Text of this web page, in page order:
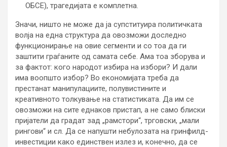
ОБСЕ), трагедијата е комплетна.
Значи, ништо не може да ја супституира политичката
волја на една структура да овозможи доследно
функционирање на овие сегменти и со тоа да ги
заштити граѓаните од самата себе. Ама тоа зборува и
за фактот: кого народот избира на избори? И дали
има воопшто избор? Во економијата треба да
престанат манипулациите, полувистините и
креативното толкување на статистиката. Да им се
овозможи на сите еднаков пристап, а не само блиски
пријатели да градат зад „рамстори“, трговски, „мали
рингови“ и сл. Да се напушти небулозата на гринфилд-
инвестиции како единствен излез и, конечно, да се